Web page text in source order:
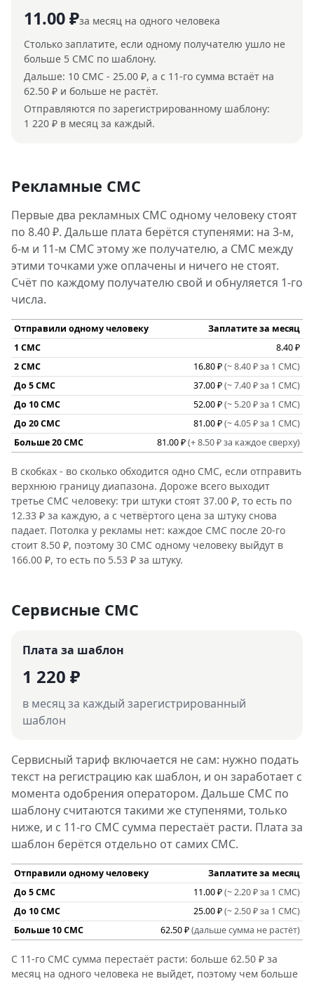
11.00 ₽за месяц на одного человека
Столько заплатите, если одному получателю ушло не
больше 5 СМС по шаблону.
Дальше: 10 СМС - 25.00 ₽, а с 11-го сумма встаёт на
62.50 ₽ и больше не растёт.
Отправляются по зарегистрированному шаблону:
1 220 ₽ в месяц за каждый.
Рекламные СМС
Первые два рекламных СМС одному человеку стоят
по 8.40 ₽. Дальше плата берётся ступенями: на 3-м,
6-м и 11-м СМС этому же получателю, а СМС между
этими точками уже оплачены и ничего не стоят.
Счёт по каждому получателю свой и обнуляется 1-го
числа.
Отправили одному человеку
Заплатите за месяц
1 СМС
8.40 ₽
2 СМС
16.80 ₽(~ 8.40 ₽ за 1 СМС)
До 5 СМС
37.00 ₽(~ 7.40 ₽ за 1 СМС)
До 10 СМС
52.00 ₽(~ 5.20 ₽ за 1 СМС)
До 20 СМС
81.00 ₽(~ 4.05 ₽ за 1 СМС)
Больше 20 СМС
81.00 ₽(+ 8.50 ₽ за каждое сверху)
В скобках - во сколько обходится одно СМС, если отправить
верхнюю границу диапазона. Дороже всего выходит
третье СМС человеку: три штуки стоят 37.00 ₽, то есть по
12.33 ₽ за каждую, а с четвёртого цена за штуку снова
падает. Потолка у рекламы нет: каждое СМС после 20-го
стоит 8.50 ₽, поэтому 30 СМС одному человеку выйдут в
166.00 ₽, то есть по 5.53 ₽ за штуку.
Сервисные СМС
Плата за шаблон
1 220 ₽
в месяц за каждый зарегистрированный
шаблон
Сервисный тариф включается не сам: нужно подать
текст на регистрацию как шаблон, и он заработает с
момента одобрения оператором. Дальше СМС по
шаблону считаются такими же ступенями, только
ниже, и с 11-го СМС сумма перестаёт расти. Плата за
шаблон берётся отдельно от самих СМС.
Отправили одному человеку
Заплатите за месяц
До 5 СМС
11.00 ₽(~ 2.20 ₽ за 1 СМС)
До 10 СМС
25.00 ₽(~ 2.50 ₽ за 1 СМС)
Больше 10 СМС
62.50 ₽(дальше сумма не растёт)
С 11-го СМС сумма перестаёт расти: больше 62.50 ₽ за
месяц на одного человека не выйдет, поэтому чем больше